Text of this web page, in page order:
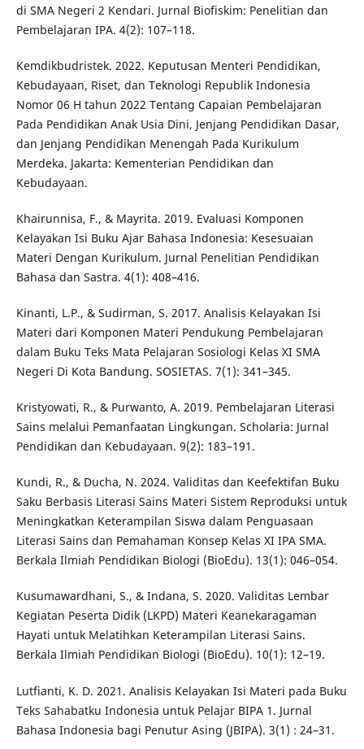
di SMA Negeri 2 Kendari. Jurnal Biofiskim: Penelitian dan
Pembelajaran IPA. 4(2): 107–118.
Kemdikbudristek. 2022. Keputusan Menteri Pendidikan,
Kebudayaan, Riset, dan Teknologi Republik Indonesia
Nomor 06 H tahun 2022 Tentang Capaian Pembelajaran
Pada Pendidikan Anak Usia Dini, Jenjang Pendidikan Dasar,
dan Jenjang Pendidikan Menengah Pada Kurikulum
Merdeka. Jakarta: Kementerian Pendidikan dan
Kebudayaan.
Khairunnisa, F., & Mayrita. 2019. Evaluasi Komponen
Kelayakan Isi Buku Ajar Bahasa Indonesia: Kesesuaian
Materi Dengan Kurikulum. Jurnal Penelitian Pendidikan
Bahasa dan Sastra. 4(1): 408–416.
Kinanti, L.P., & Sudirman, S. 2017. Analisis Kelayakan Isi
Materi dari Komponen Materi Pendukung Pembelajaran
dalam Buku Teks Mata Pelajaran Sosiologi Kelas XI SMA
Negeri Di Kota Bandung. SOSIETAS. 7(1): 341–345.
Kristyowati, R., & Purwanto, A. 2019. Pembelajaran Literasi
Sains melalui Pemanfaatan Lingkungan. Scholaria: Jurnal
Pendidikan dan Kebudayaan. 9(2): 183–191.
Kundi, R., & Ducha, N. 2024. Validitas dan Keefektifan Buku
Saku Berbasis Literasi Sains Materi Sistem Reproduksi untuk
Meningkatkan Keterampilan Siswa dalam Penguasaan
Literasi Sains dan Pemahaman Konsep Kelas XI IPA SMA.
Berkala Ilmiah Pendidikan Biologi (BioEdu). 13(1): 046–054.
Kusumawardhani, S., & Indana, S. 2020. Validitas Lembar
Kegiatan Peserta Didik (LKPD) Materi Keanekaragaman
Hayati untuk Melatihkan Keterampilan Literasi Sains.
Berkala Ilmiah Pendidikan Biologi (BioEdu). 10(1): 12–19.
Lutfianti, K. D. 2021. Analisis Kelayakan Isi Materi pada Buku
Teks Sahabatku Indonesia untuk Pelajar BIPA 1. Jurnal
Bahasa Indonesia bagi Penutur Asing (JBIPA). 3(1) : 24–31.